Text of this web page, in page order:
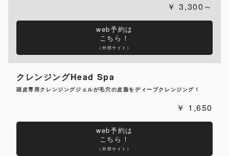
3,300～
web予約は
こちら！
（外部サイト）
クレンジングHead Spa
頭皮専用クレンジングジェルが毛穴の皮脂をディープクレンジング！
1,650
web予約は
こちら！
（外部サイト）